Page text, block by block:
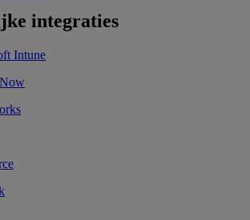
integraties
Intune